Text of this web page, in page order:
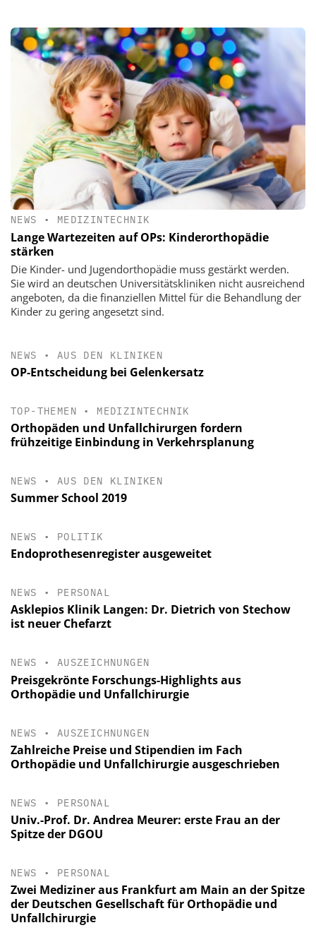
NEWS • MEDIZINTECHNIK
Lange Wartezeiten auf OPs: Kinderorthopädie
stärken
Die Kinder- und Jugendorthopädie muss gestärkt werden.
Sie wird an deutschen Universitätskliniken nicht ausreichend
angeboten, da die finanziellen Mittel für die Behandlung der
Kinder zu gering angesetzt sind.
NEWS • AUS DEN KLINIKEN
OP-Entscheidung bei Gelenkersatz
TOP-THEMEN • MEDIZINTECHNIK
Orthopäden und Unfallchirurgen fordern
frühzeitige Einbindung in Verkehrsplanung
NEWS • AUS DEN KLINIKEN
Summer School 2019
NEWS • POLITIK
Endoprothesenregister ausgeweitet
NEWS • PERSONAL
Asklepios Klinik Langen: Dr. Dietrich von Stechow
ist neuer Chefarzt
NEWS • AUSZEICHNUNGEN
Preisgekrönte Forschungs-Highlights aus
Orthopädie und Unfallchirurgie
NEWS • AUSZEICHNUNGEN
Zahlreiche Preise und Stipendien im Fach
Orthopädie und Unfallchirurgie ausgeschrieben
NEWS • PERSONAL
Univ.-Prof. Dr. Andrea Meurer: erste Frau an der
Spitze der DGOU
NEWS • PERSONAL
Zwei Mediziner aus Frankfurt am Main an der Spitze
der Deutschen Gesellschaft für Orthopädie und
Unfallchirurgie